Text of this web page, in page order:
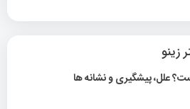
زینو
علل، پیشگیری و نشانه ها